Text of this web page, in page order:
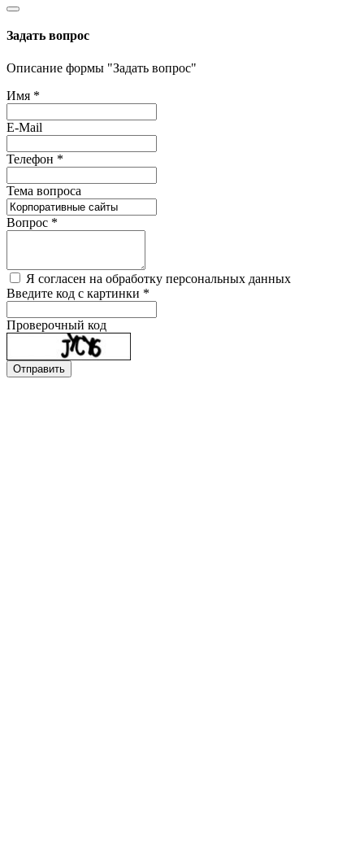
Задать вопрос
Описание формы "Задать вопрос"
Имя *
E-Mail
Телефон *
Тема вопроса
Вопрос *
Я согласен на обработку персональных данных
Введите код с картинки *
Проверочный код
Отправить